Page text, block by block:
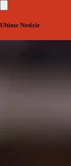
Ultime Notizie